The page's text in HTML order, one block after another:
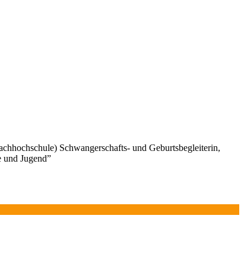
Schwangerschafts- und Geburtsbegleiterin,
Jugend”